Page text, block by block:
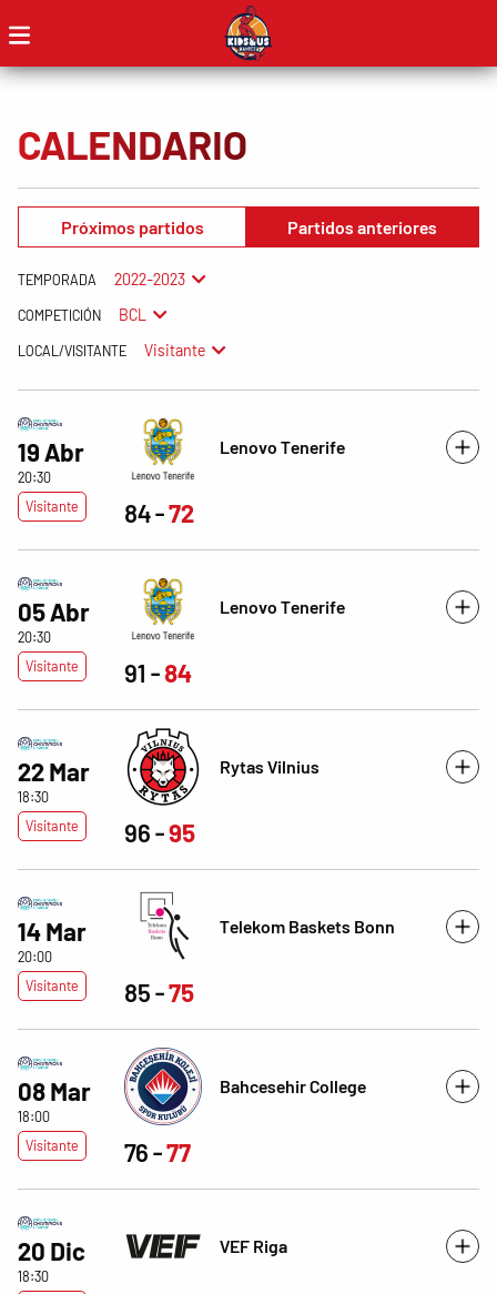
CALENDARIO
Próximos partidos Partidos anteriores
TEMPORADA 2022-2023
COMPETICIÓN BCL
LOCAL/VISITANTE Visitante
19 Abr
20:30
Visitante
Lenovo Tenerife
84 72
05 Abr
20:30
Visitante
Lenovo Tenerife
91 84
22 Mar
18:30
Visitante
Rytas Vilnius
96 95
14 Mar
20:00
Visitante
Telekom Baskets Bonn
85 75
08 Mar
18:00
Visitante
Bahcesehir College
76 77
20 Dic
18:30
VEF Riga